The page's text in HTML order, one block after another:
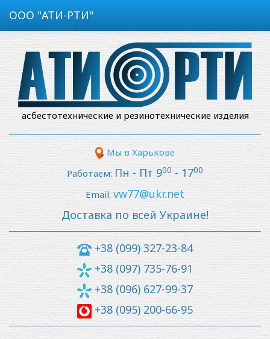
ООО "АТИ-РТИ"
асбестотехнические и резинотехнические изделия
Мы в Харькове
Работаем: Пн - Пт 900 - 1700
Email: vw77@ukr.net
Доставка по всей Украине!
+38 (099) 327-23-84
+38 (097) 735-76-91
+38 (096) 627-99-37
+38 (095) 200-66-95